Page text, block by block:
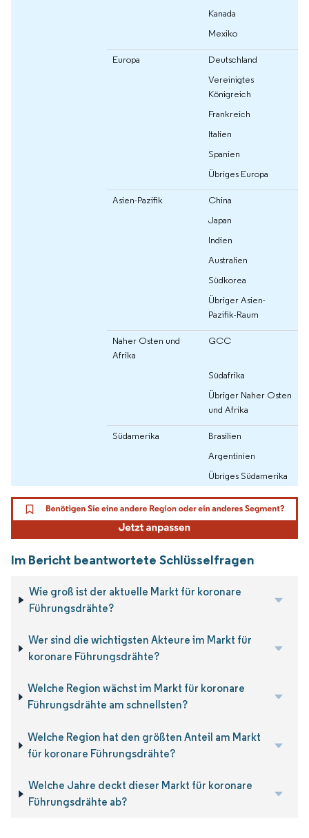
Kanada
Mexiko
Europa
Deutschland
Vereinigtes
Königreich
Frankreich
Italien
Spanien
Übriges Europa
Asien-Pazifik
China
Japan
Indien
Australien
Südkorea
Übriger Asien-
Pazifik-Raum
Naher Osten und
Afrika
GCC
Südafrika
Übriger Naher Osten
und Afrika
Südamerika
Brasilien
Argentinien
Übriges Südamerika
Im Bericht beantwortete Schlüsselfragen
Wie groß ist der aktuelle Markt für koronare
Führungsdrähte?
Wer sind die wichtigsten Akteure im Markt für
koronare Führungsdrähte?
Welche Region wächst im Markt für koronare
Führungsdrähte am schnellsten?
Welche Region hat den größten Anteil am Markt
für koronare Führungsdrähte?
Welche Jahre deckt dieser Markt für koronare
Führungsdrähte ab?